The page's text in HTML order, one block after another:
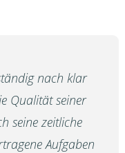
nach klar
Qualität seiner
seine zeitliche
Aufgaben